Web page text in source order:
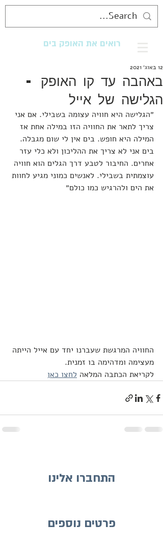
רואים את האופק בים
באהבה עד קו האופק -
הגלישה של אייל
12 באוג׳ 2021
״הגלישה היא חוויה עצומה בשבילי. אם אני
צריך לתאר את החוויה הזו במילה אחת אז
המילה היא חופש. בים אין לי שום מגבלה.
בים אני לא צריך את ההליכון ולא כלי עזר
אחרים. החיבור לטבע דרך הגלים הוא חוויה
עוצמתית בשבילי. לאנשים כמוני מגיע לחוות
את הים ולהרגיש כמו כולם״
החוויה המרגשת שעברנו יחד עם אייל הייתה
מעצימה ומדהימה בו זמנית.
לקריאת הכתבה המלאה לחצו כאן
התחברו אלינו
פרטים נוספים